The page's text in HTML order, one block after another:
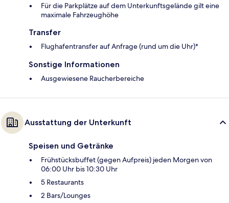
Für die Parkplätze auf dem Unterkunftsgelände gilt eine
maximale Fahrzeughöhe
Transfer
Flughafentransfer auf Anfrage (rund um die Uhr)*
Sonstige Informationen
Ausgewiesene Raucherbereiche
Ausstattung der Unterkunft
Speisen und Getränke
Frühstücksbuffet (gegen Aufpreis) jeden Morgen von
06:00 Uhr bis 10:30 Uhr
5 Restaurants
2 Bars/Lounges